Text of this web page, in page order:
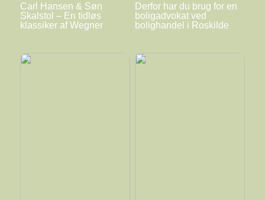
Carl Hansen & Søn
Skalstol – En tidløs
klassiker af Wegner
Derfor har du brug for en
boligadvokat ved
bolighandel i Roskilde